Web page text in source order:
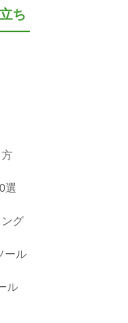
ち
選
グ
ール
ル